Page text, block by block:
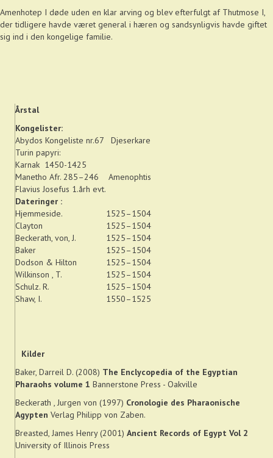
Amenhotep I døde uden en klar arving og blev efterfulgt af Thutmose I,
der tidligere havde været general i hæren og sandsynligvis havde giftet
sig ind i den kongelige familie.
Årstal
Kongelister:
Abydos Kongeliste nr.67
Djeserkare
Turin papyri:
Karnak 1450-1425
Manetho Afr. 285–246
Amenophtis
Flavius Josefus 1.årh evt.
Dateringer :
Hjemmeside.
1525–1504
Clayton
1525–1504
Beckerath, von, J.
1525–1504
Baker
1525–1504
Dodson & Hilton
1525–1504
Wilkinson , T.
1525–1504
Schulz. R.
1525–1504
Shaw, I.
1550–1525
Kilder
Baker, Darreil D. (2008) The Enclycopedia of the Egyptian
Pharaohs volume 1 Bannerstone Press - Oakville
Beckerath , Jurgen von (1997) Cronologie des Pharaonische
Agypten Verlag Philipp von Zaben.
Breasted, James Henry (2001) Ancient Records of Egypt Vol 2
University of Illinois Press